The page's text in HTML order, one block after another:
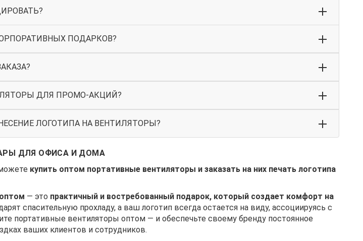
ПОДАРКОВ?
ДЛЯ ПРОМО-АКЦИЙ?
ЛОГОТИПА НА ВЕНТИЛЯТОРЫ?
ДЛЯ ОФИСА И ДОМА
купить оптом портативные вентиляторы и заказать на них печать логотипа
— это практичный и востребованный подарок, который создает комфорт на
спасительную прохладу, а ваш логотип всегда остается на виду, ассоциируясь с
портативные вентиляторы оптом — и обеспечьте своему бренду постоянное
ваших клиентов и сотрудников.